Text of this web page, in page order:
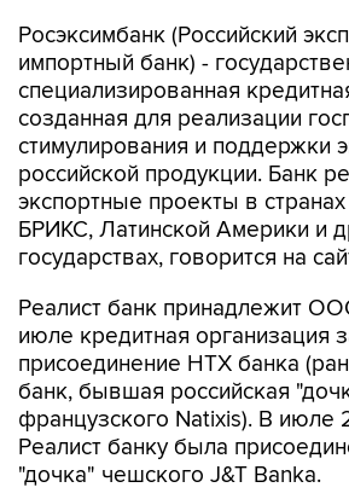
Росэксимбанк (Российский
импортный банк) -
специализированная
созданная для реализации
стимулирования и поддержки
российской продукции. Банк
экспортные проекты в
БРИКС, Латинской Америки и
государствах, говорится на
Реалист банк принадлежит
июле кредитная организация
присоединение НТХ банка
банк, бывшая российская
французского Natixis). В июле
Реалист банку была
"дочка" чешского J&T Banka.